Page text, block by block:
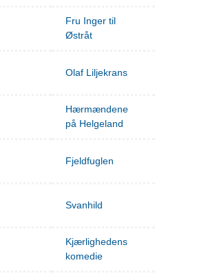
Fru Inger til
Østråt
Olaf Liljekrans
Hærmændene
på Helgeland
Fjeldfuglen
Svanhild
Kjærlighedens
komedie